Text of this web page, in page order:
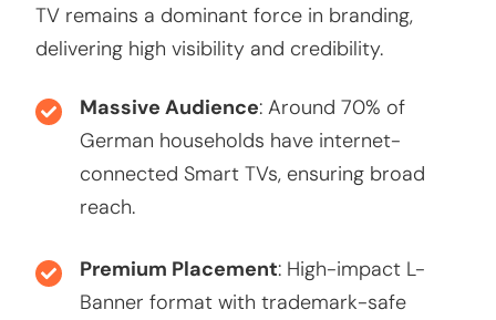
TV remains a dominant force in branding,
delivering high visibility and credibility.
Massive Audience: Around 70% of
German households have internet-
connected Smart TVs, ensuring broad
reach.
Premium Placement: High-impact L-
Banner format with trademark-safe